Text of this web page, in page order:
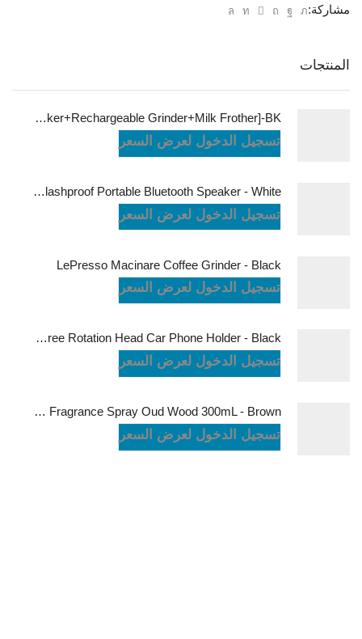
مشاركة:
المنتجات
LePresso Brewology Coffee Kit [Espresso Maker+Rechargeable Grinder+Milk Frother]-BK
تسجيل الدخول لعرض السعر
JBL Charge6 Splashproof Portable Bluetooth Speaker - White
تسجيل الدخول لعرض السعر
LePresso Macinare Coffee Grinder - Black
تسجيل الدخول لعرض السعر
Powerology Logan Magsafe 360 Degree Rotation Head Car Phone Holder - Black
تسجيل الدخول لعرض السعر
Green Lion Fragrance Spray Oud Wood 300mL - Brown
تسجيل الدخول لعرض السعر